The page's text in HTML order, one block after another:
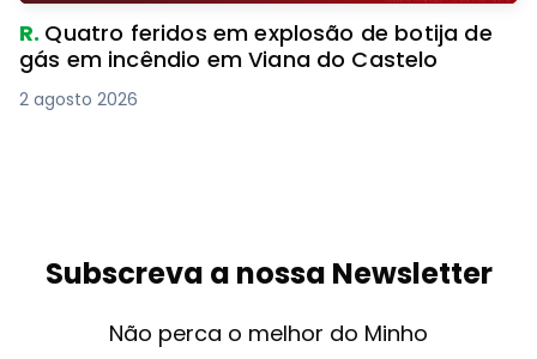
R. Quatro feridos em explosão de botija de
gás em incêndio em Viana do Castelo
2 agosto 2026
Subscreva a nossa Newsletter
Não perca o melhor do Minho